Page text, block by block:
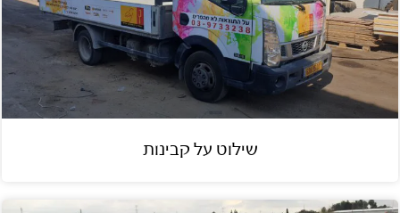
שילוט על קבינות